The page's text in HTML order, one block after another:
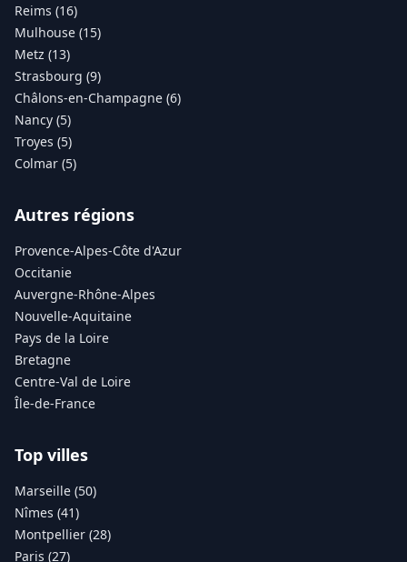
Reims (16)
Mulhouse (15)
Metz (13)
Strasbourg (9)
Châlons-en-Champagne (6)
Nancy (5)
Troyes (5)
Colmar (5)
Autres régions
Provence-Alpes-Côte d'Azur
Occitanie
Auvergne-Rhône-Alpes
Nouvelle-Aquitaine
Pays de la Loire
Bretagne
Centre-Val de Loire
Île-de-France
Top villes
Marseille (50)
Nîmes (41)
Montpellier (28)
Paris (27)